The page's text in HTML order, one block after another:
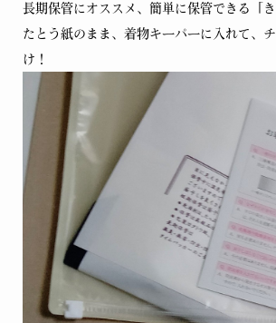
長期保管にオススメ、簡単に保管できる「
たとう紙のまま、着物キーパーに入れて、
け！